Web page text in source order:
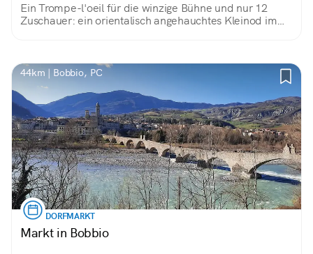
Ein Trompe-l'oeil für die winzige Bühne und nur 12
Zuschauer: ein orientalisch angehauchtes Kleinod im
44km | Bobbio, PC
DORFMARKT
Markt in Bobbio